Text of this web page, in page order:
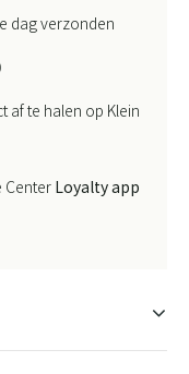
dag verzonden
af te halen op Klein
Center Loyalty app